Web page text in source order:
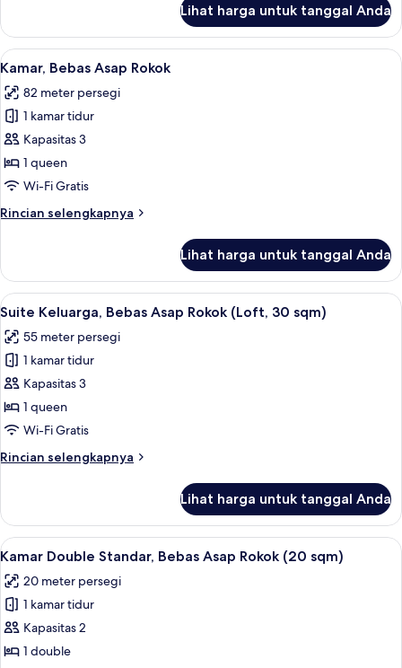
Suite,
45
sqm)
Kamar
Junior,
Bebas
Rokok
(Balcony
Suite,
45
sqm)
Lihat harga untuk tanggal Anda
Lihat
semua
foto
untuk
Kamar,
Bebas
Asap
Kamar, Bebas Asap Rokok | Seprai
7
Kamar, Bebas Asap Rokok
82 meter persegi
1 kamar tidur
Kapasitas 3
1 queen
Wi-Fi Gratis
Rincian selengkapnya
Rincian
Kamar,
Bebas
Asap
Lihat harga untuk tanggal Anda
Lihat
semua
foto
untuk
Suite
Keluarga,
Bebas
Rokok
sqm)
Suite Keluarga, Bebas Asap Rokok
9
Suite Keluarga, Bebas Asap Rokok (Loft, 30 sqm)
55 meter persegi
1 kamar tidur
Kapasitas 3
1 queen
Wi-Fi Gratis
Rincian selengkapnya
Rincian
Suite
Keluarga,
Bebas
Rokok
(Loft,
sqm)
Lihat harga untuk tanggal Anda
Lihat
semua
foto
untuk
Kamar
Double
Kamar Double Standar, Bebas Asap
7
Kamar Double Standar, Bebas Asap Rokok (20 sqm)
20 meter persegi
1 kamar tidur
Kapasitas 2
1 double